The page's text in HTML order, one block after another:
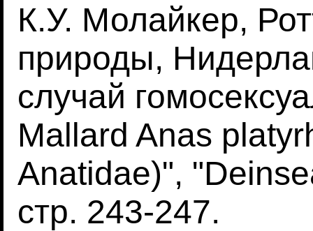
К.У. Молайкер,
природы,
случай
Mallard Anas
Anatidae)",
стр. 243-247.